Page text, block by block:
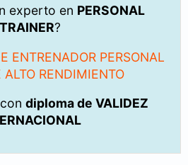
experto en PERSONAL
TRAINER?
ENTRENADOR PERSONAL
ALTO RENDIMIENTO
diploma de VALIDEZ